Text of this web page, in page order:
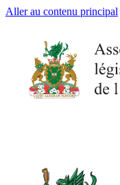
Aller au contenu principal